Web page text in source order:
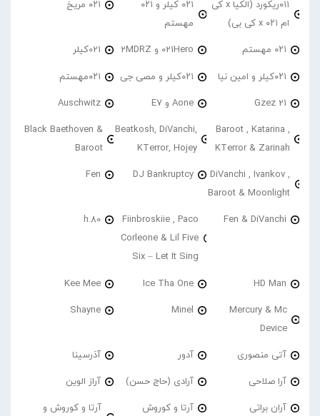
۰۱۱ریکورد (الکیا x کی
ام ۰۲۱ x کی بی)
۰۲۱ کیلر و ۰۲۱
مهستم
۰۲۱ مریخ
۰۲۱ مهستم 021Hero و 2MDRZ 021کیلر
۰۲۱کیلر و امین نیا ۰۲۱کیلر و مصی جی ۰۲۱مهستم
21 Gzez Aone و E7 Auschwitz
Baroot , Katarina ,
KTerror & Zarinah
Beatkosh, DiVanchi,
KTerror, Hojey
Black Baethoven &
Baroot
DiVanchi , Ivankov ,
Baroot & Moonlight
DJ Bankruptcy
Fen
Fen & DiVanchi
Fiinbroskiie , Paco
Corleone & Lil Five
Six – Let It Sing
h.80
HD Man
Ice Tha One
Kee Mee
Mercury & Mc
Device
Minel
Shayne
آتی منصوری آدور آذرسینا
آرا صلاحی آرادی (حاج حسن) آراز الوین
آران براتی آرتا و کوروش
آرتا و کوروش و